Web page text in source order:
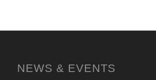
NEWS & EVENTS